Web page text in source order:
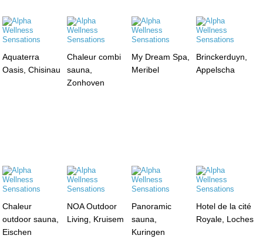
Aquaterra
Oasis, Chisinau
Chaleur combi
sauna,
Zonhoven
My Dream Spa,
Meribel
Brinckerduyn,
Appelscha
Chaleur
outdoor sauna,
Eischen
NOA Outdoor
Living, Kruisem
Panoramic
sauna,
Kuringen
Hotel de la cité
Royale, Loches